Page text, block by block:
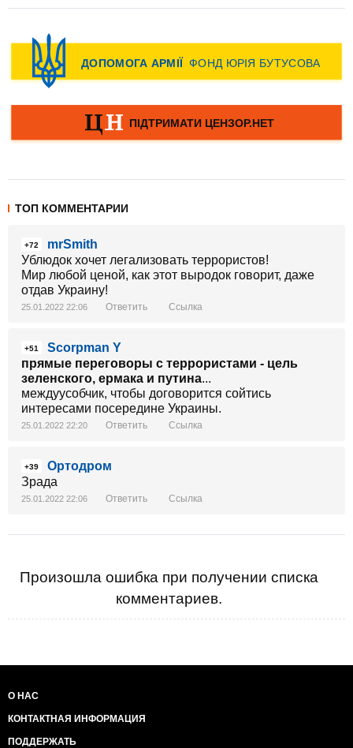
ТОП КОММЕНТАРИИ
+72
mrSmith
Ублюдок хочет легализовать террористов!
Мир любой ценой, как этот выродок говорит, даже
отдав Украину!
25.01.2022 22:06 Ответить Ссылка
+51
Scorpman Y
прямые переговоры с террористами - цель
зеленского, ермака и путина...
междуусобчик, чтобы договорится сойтись
интересами посередине Украины.
25.01.2022 22:20 Ответить Ссылка
+39
Ортодром
Зрада
25.01.2022 22:06 Ответить Ссылка
Произошла ошибка при получении списка
комментариев.
О НАС
КОНТАКТНАЯ ИНФОРМАЦИЯ
ПОДДЕРЖАТЬ